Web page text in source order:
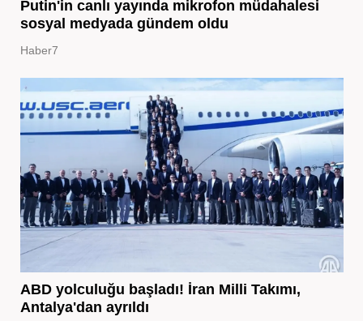
Putin'in canlı yayında mikrofon müdahalesi
sosyal medyada gündem oldu
Haber7
ABD yolculuğu başladı! İran Milli Takımı,
Antalya'dan ayrıldı